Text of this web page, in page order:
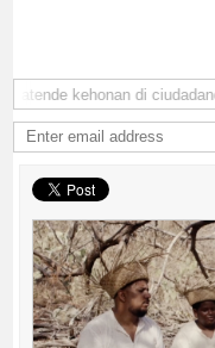
atende kehonan di ciudadano